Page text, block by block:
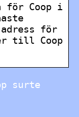
för Coop i
för
till Coop
surte